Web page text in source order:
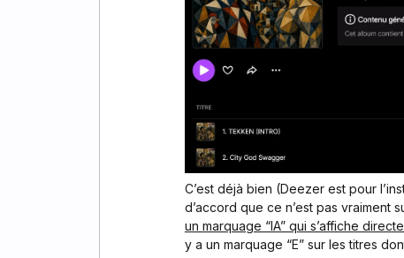
C’est déjà bien (Deezer est pour
d’accord que ce n’est pas vraiment
un marquage “IA” qui s’affiche
y a un marquage “E” sur les titres